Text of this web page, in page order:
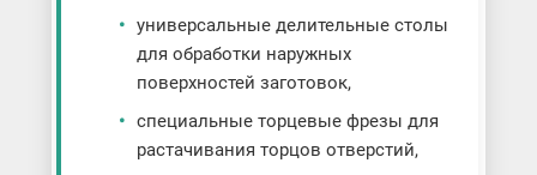
универсальные делительные столы
для обработки наружных
поверхностей заготовок,
специальные торцевые фрезы для
растачивания торцов отверстий,